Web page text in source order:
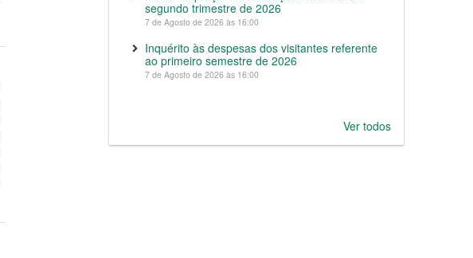
segundo trimestre de 2026
7 de Agosto de 2026 às 16:00
Inquérito às despesas dos visitantes referente
ao primeiro semestre de 2026
7 de Agosto de 2026 às 16:00
Ver todos